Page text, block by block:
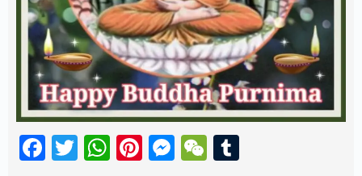
Facebook
Twitter
WhatsApp
Pinterest
Messenger
WeChat